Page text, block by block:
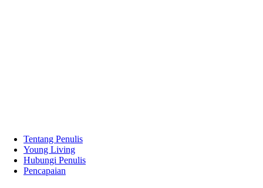
Tentang Penulis
Young Living
Hubungi Penulis
Pencapaian